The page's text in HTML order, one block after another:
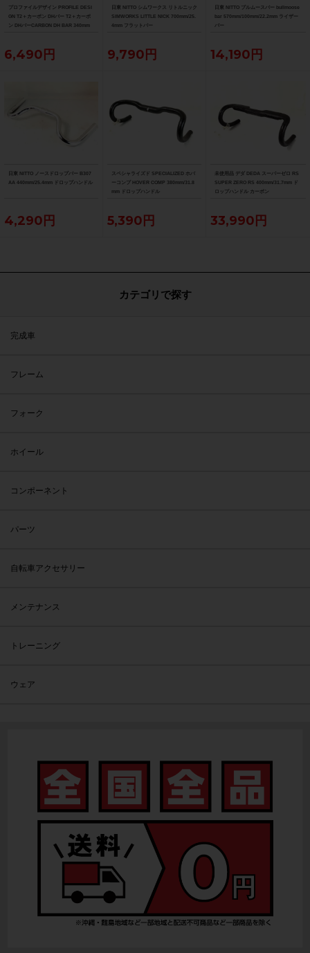
プロファイルデザイン PROFILE DESI
GN T2＋カーボン DHバー T2＋カーボ
ン DHバーCARBON DH BAR 340mm
6,490円
日東 NITTO シムワークス リトルニック
SIMWORKS LITTLE NICK 700mm/25.
4mm フラットバー
9,790円
日東 NITTO ブルムースバー bullmoose
bar 570mm/100mm/22.2mm ライザー
バー
14,190円
日東 NITTO ノースドロップバー B307
AA 440mm/25.4mm ドロップハンドル
4,290円
スペシャライズド SPECIALIZED ホバ
ーコンプ HOVER COMP 380mm/31.8
mm ドロップハンドル
5,390円
未使用品 デダ DEDA スーパーゼロ RS
SUPER ZERO RS 400mm/31.7mm ド
ロップハンドル カーボン
33,990円
カテゴリで探す
完成車
フレーム
フォーク
ホイール
コンポーネント
パーツ
自転車アクセサリー
メンテナンス
トレーニング
ウェア